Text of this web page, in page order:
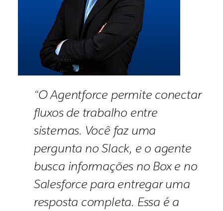
“O Agentforce permite conectar
fluxos de trabalho entre
sistemas. Você faz uma
pergunta no Slack, e o agente
busca informações no Box e no
Salesforce para entregar uma
resposta completa. Essa é a